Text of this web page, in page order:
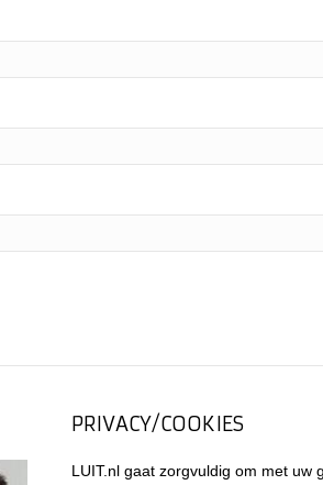
PRIVACY/COOKIES
LUIT.nl gaat zorgvuldig om met uw